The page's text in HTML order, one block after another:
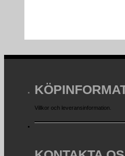
Villkor och leveransinformation.